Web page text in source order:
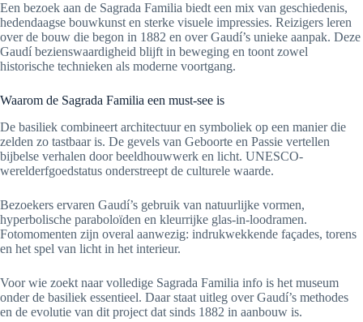
Een bezoek aan de Sagrada Familia biedt een mix van geschiedenis,
hedendaagse bouwkunst en sterke visuele impressies. Reizigers leren
over de bouw die begon in 1882 en over Gaudí’s unieke aanpak. Deze
Gaudí bezienswaardigheid blijft in beweging en toont zowel
historische technieken als moderne voortgang.
Waarom de Sagrada Familia een must-see is
De basiliek combineert architectuur en symboliek op een manier die
zelden zo tastbaar is. De gevels van Geboorte en Passie vertellen
bijbelse verhalen door beeldhouwwerk en licht. UNESCO-
werelderfgoedstatus onderstreept de culturele waarde.
Bezoekers ervaren Gaudí’s gebruik van natuurlijke vormen,
hyperbolische paraboloïden en kleurrijke glas-in-loodramen.
Fotomomenten zijn overal aanwezig: indrukwekkende façades, torens
en het spel van licht in het interieur.
Voor wie zoekt naar volledige Sagrada Familia info is het museum
onder de basiliek essentieel. Daar staat uitleg over Gaudí’s methodes
en de evolutie van dit project dat sinds 1882 in aanbouw is.